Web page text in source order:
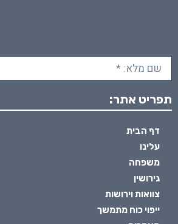
תפריט אתר:
דף הבית
עלינו
משפחה
גירושין
צוואות וירושות
ייפוי כוח מתמשך